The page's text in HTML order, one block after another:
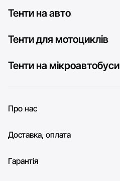
Тенти на авто
Тенти для мотоциклів
Тенти на мікроавтобуси
Про нас
Доставка, оплата
Гарантія